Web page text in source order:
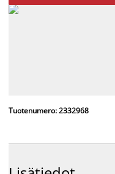
Tuotenumero: 2332968